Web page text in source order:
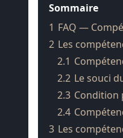
Sommaire
1 FAQ —
2 Les
2.1
2.2 Le souci
2.3 Condition
2.4
3 Les